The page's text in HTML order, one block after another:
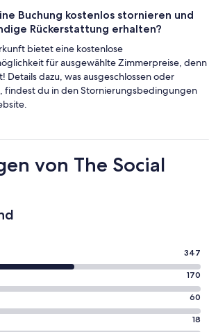
Buchung kostenlos stornieren und
Rückerstattung erhalten?
bietet eine kostenlose
für ausgewählte Zimmerpreise, denn
Details dazu, was ausgeschlossen oder
findest du in den Stornierungsbedingungen
von The Social
347
170
60
18